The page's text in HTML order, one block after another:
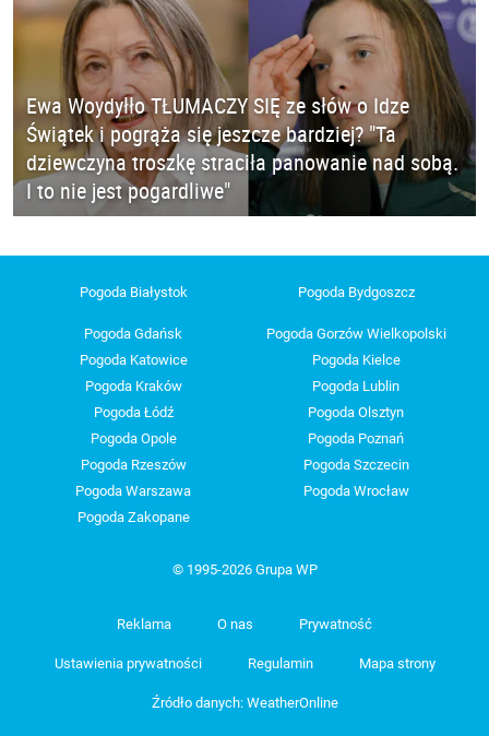
Ewa Woydyłło TŁUMACZY SIĘ ze słów o Idze
Świątek i pogrąża się jeszcze bardziej? "Ta
dziewczyna troszkę straciła panowanie nad sobą.
I to nie jest pogardliwe"
Pogoda Białystok Pogoda Bydgoszcz
Pogoda Gdańsk
Pogoda Gorzów Wielkopolski
Pogoda Katowice
Pogoda Kielce
Pogoda Kraków
Pogoda Lublin
Pogoda Łódź
Pogoda Olsztyn
Pogoda Opole
Pogoda Poznań
Pogoda Rzeszów
Pogoda Szczecin
Pogoda Warszawa
Pogoda Wrocław
Pogoda Zakopane
© 1995-2026 Grupa WP
Reklama O nas Prywatność
Ustawienia prywatności Regulamin Mapa strony
Źródło danych: WeatherOnline